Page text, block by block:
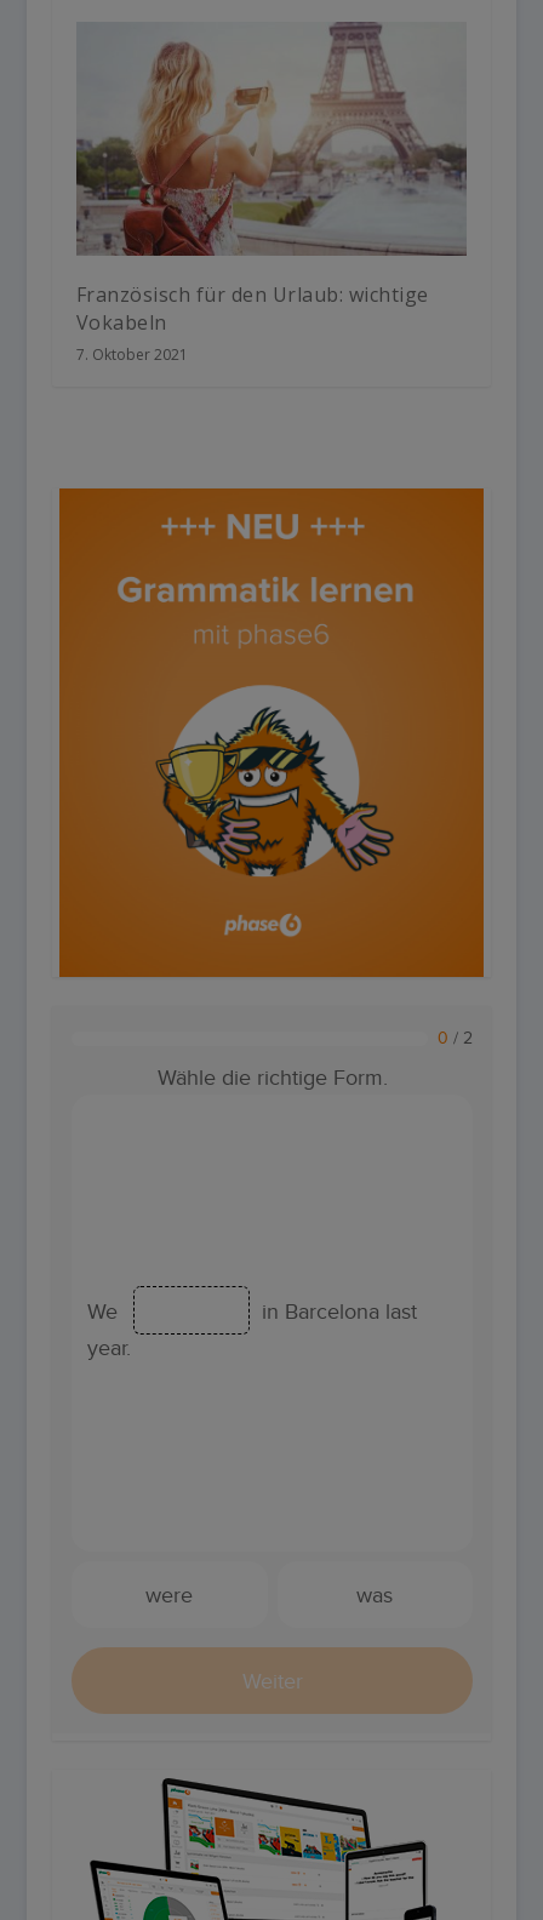
Französisch für den Urlaub: wichtige
Vokabeln
7. Oktober 2021